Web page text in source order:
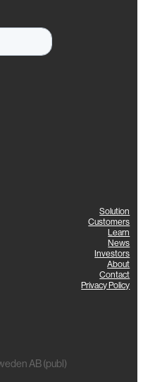
Solution
Customers
Learn
News
Investors
About
Contact
Privacy Policy
AB (publ)